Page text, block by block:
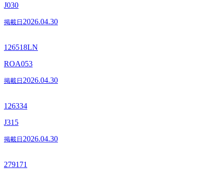
J030
掲載日 2026.04.30
126518LN
ROA053
掲載日 2026.04.30
126334
J315
掲載日 2026.04.30
279171